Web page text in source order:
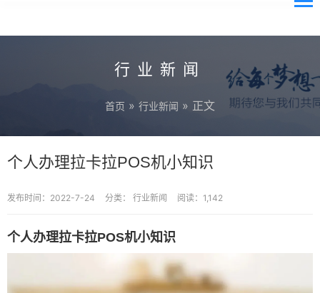
行业新闻
首页 » 行业新闻 » 正文
个人办理拉卡拉POS机小知识
发布时间：2022-7-24 分类： 行业新闻 阅读：1,142
个人办理拉卡拉POS机小知识